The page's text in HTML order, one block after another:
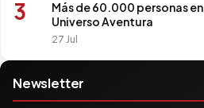
3
Más de 60.000 personas
Universo Aventura
27 Jul
Newsletter